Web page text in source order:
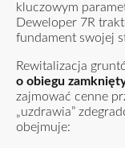
kluczowym
Deweloper 7R
fundament swojej
Rewitalizacja
o obiegu
zajmować cenne
„uzdrawia”
obejmuje: